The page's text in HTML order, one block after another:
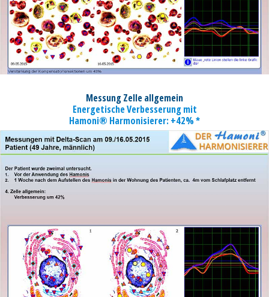
Messung Zelle allgemein
Energetische Verbesserung mit
Hamoni® Harmonisierer: +42% *